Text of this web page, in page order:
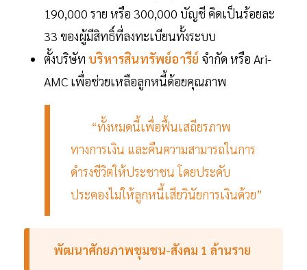
190,000 ราย หรือ 300,000 บัญชี คิดเป็นร้อยละ
33 ของผู้มีสิทธิ์ที่ลงทะเบียนทั้งระบบ
ตั้งบริษัท บริหารสินทรัพย์อารีย์ จำกัด หรือ Ari-
AMC เพื่อช่วยเหลือลูกหนี้ด้อยคุณภาพ
“ทั้งหมดนี้เพื่อฟื้นเสถียรภาพ
ทางการเงิน และคืนความสามารถในการ
ดำรงชีวิตให้ประชาชน โดยประคับ
ประคองไม่ให้ลูกหนี้เสียวินัยการเงินด้วย”
พัฒนาศักยภาพชุมชน-สังคม 1 ล้านราย